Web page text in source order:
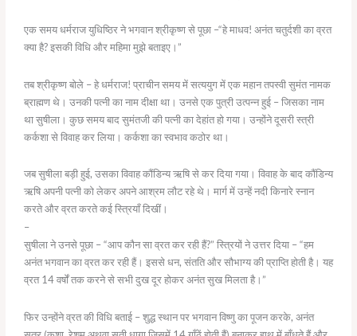
एक समय धर्मराज युधिष्ठिर ने भगवान श्रीकृष्ण से पूछा –“हे माधव! अनंत चतुर्दशी का व्रत
क्या है? इसकी विधि और महिमा मुझे बताइए।”
तब श्रीकृष्ण बोले – हे धर्मराज! प्राचीन समय में सत्ययुग में एक महान तपस्वी सुमंत नामक
ब्राह्मण थे। उनकी पत्नी का नाम दीक्षा था। उनसे एक पुत्री उत्पन्न हुई – जिसका नाम
था सुषीला। कुछ समय बाद सुमंतजी की पत्नी का देहांत हो गया। उन्होंने दूसरी स्त्री
कर्कशा से विवाह कर लिया। कर्कशा का स्वभाव कठोर था।
जब सुषीला बड़ी हुई, उसका विवाह कौंडिन्य ऋषि से कर दिया गया। विवाह के बाद कौंडिन्य
ऋषि अपनी पत्नी को लेकर अपने आश्रम लौट रहे थे। मार्ग में उन्हें नदी किनारे स्नान
करते और व्रत करते कई स्त्रियाँ दिखीं।
–
सुषीला ने उनसे पूछा – “आप कौन सा व्रत कर रही हैं?” स्त्रियों ने उत्तर दिया – “हम
अनंत भगवान का व्रत कर रही हैं। इससे धन, संतति और सौभाग्य की प्राप्ति होती है। यह
व्रत 14 वर्षों तक करने से सभी दुख दूर होकर अनंत सुख मिलता है।”
फिर उन्होंने व्रत की विधि बताई – शुद्ध स्थान पर भगवान विष्णु का पूजन करके, अनंत